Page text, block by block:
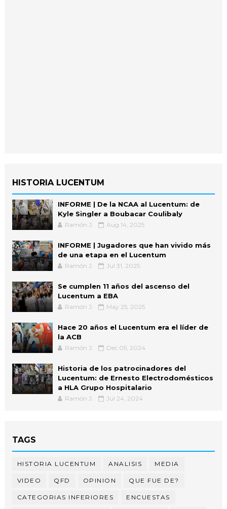
HISTORIA LUCENTUM
INFORME | De la NCAA al Lucentum: de
Kyle Singler a Boubacar Coulibaly
Ramón J. Aug 14, 2025
INFORME | Jugadores que han vivido más
de una etapa en el Lucentum
Ramón J. Jul 31, 2025
Se cumplen 11 años del ascenso del
Lucentum a EBA
Ramón J. May 25, 2025
Hace 20 años el Lucentum era el líder de
la ACB
Ramón J. Dec 05, 2024
Historia de los patrocinadores del
Lucentum: de Ernesto Electrodomésticos
a HLA Grupo Hospitalario
Ramón J. Jul 24, 2024
TAGS
HISTORIA LUCENTUM ANALISIS MEDIA
VIDEO QFD OPINION QUE FUE DE?
CATEGORIAS INFERIORES ENCUESTAS